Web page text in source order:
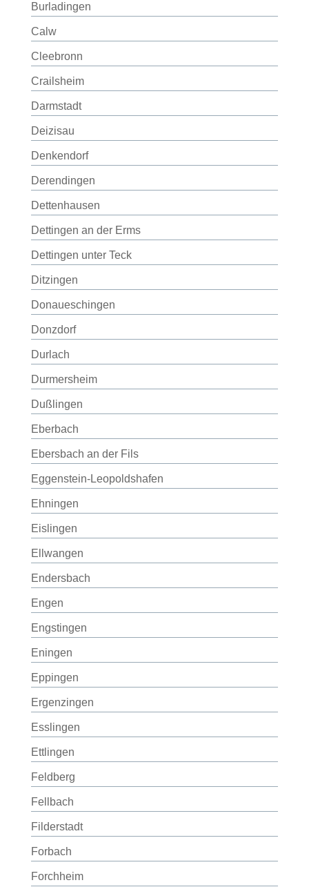
Burladingen
Calw
Cleebronn
Crailsheim
Darmstadt
Deizisau
Denkendorf
Derendingen
Dettenhausen
Dettingen an der Erms
Dettingen unter Teck
Ditzingen
Donaueschingen
Donzdorf
Durlach
Durmersheim
Dußlingen
Eberbach
Ebersbach an der Fils
Eggenstein-Leopoldshafen
Ehningen
Eislingen
Ellwangen
Endersbach
Engen
Engstingen
Eningen
Eppingen
Ergenzingen
Esslingen
Ettlingen
Feldberg
Fellbach
Filderstadt
Forbach
Forchheim